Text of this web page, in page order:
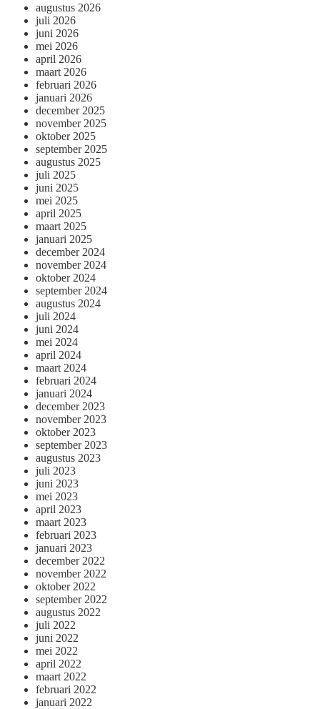
augustus 2026
juli 2026
juni 2026
mei 2026
april 2026
maart 2026
februari 2026
januari 2026
december 2025
november 2025
oktober 2025
september 2025
augustus 2025
juli 2025
juni 2025
mei 2025
april 2025
maart 2025
januari 2025
december 2024
november 2024
oktober 2024
september 2024
augustus 2024
juli 2024
juni 2024
mei 2024
april 2024
maart 2024
februari 2024
januari 2024
december 2023
november 2023
oktober 2023
september 2023
augustus 2023
juli 2023
juni 2023
mei 2023
april 2023
maart 2023
februari 2023
januari 2023
december 2022
november 2022
oktober 2022
september 2022
augustus 2022
juli 2022
juni 2022
mei 2022
april 2022
maart 2022
februari 2022
januari 2022